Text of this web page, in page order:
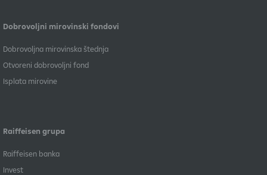
Dobrovoljni mirovinski fondovi
Dobrovoljna mirovinska štednja
Otvoreni dobrovoljni fond
Isplata mirovine
Raiffeisen grupa
Raiffeisen banka
Invest